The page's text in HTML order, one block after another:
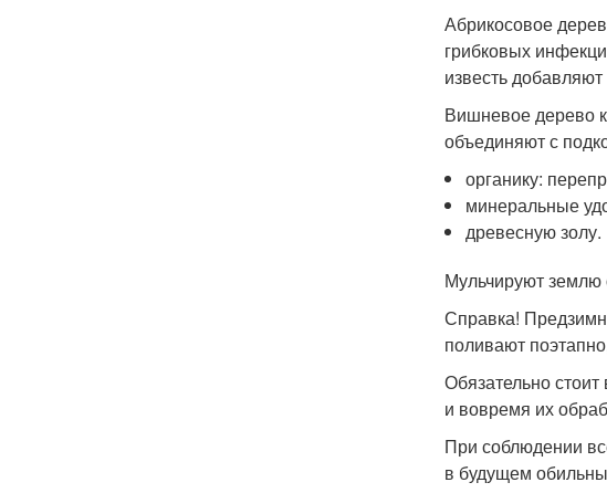
Абрикосовое
грибковых
известь
Вишневое дерево к
объединяют с
органику:
минеральные
древесную золу.
Мульчируют землю
Справка!
поливают
Обязательно
и вовремя их
При соблюдении
в будущем